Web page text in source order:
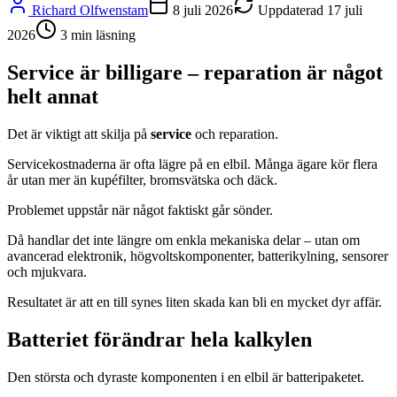
Richard Olfwenstam 8 juli 2026 Uppdaterad 17 juli
2026
3 min läsning
Service är billigare – reparation är något
helt annat
Det är viktigt att skilja på service och reparation.
Servicekostnaderna är ofta lägre på en elbil. Många ägare kör flera
år utan mer än kupéfilter, bromsvätska och däck.
Problemet uppstår när något faktiskt går sönder.
Då handlar det inte längre om enkla mekaniska delar – utan om
avancerad elektronik, högvoltskomponenter, batterikylning, sensorer
och mjukvara.
Resultatet är att en till synes liten skada kan bli en mycket dyr affär.
Batteriet förändrar hela kalkylen
Den största och dyraste komponenten i en elbil är batteripaketet.